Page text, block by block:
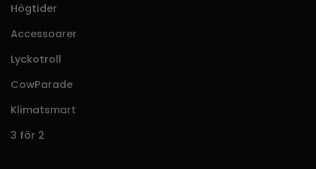
Högtider
Accessoarer
Lyckotroll
CowParade
Klimatsmart
3 för 2